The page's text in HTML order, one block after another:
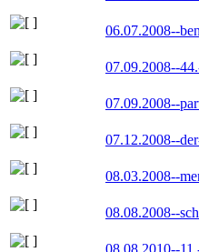
06.07.2008--
07.09.2008--
07.09.2008--
07.12.2008--
08.03.2008--
08.08.2008--
08.08.2010--